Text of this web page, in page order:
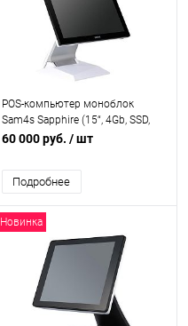
POS-компьютер моноблок
Sam4s Sapphire (15“, 4Gb, SSD,
MSR, PCT, J6412), SPT-
60 000 руб. / шт
Подробнее
Новинка